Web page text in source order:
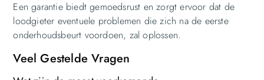
Een garantie biedt gemoedsrust en zorgt ervoor dat de
loodgieter eventuele problemen die zich na de eerste
onderhoudsbeurt voordoen, zal oplossen.
Veel Gestelde Vragen